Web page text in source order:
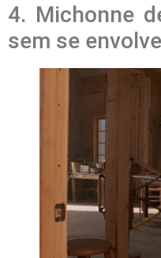
4. Michonne
sem se